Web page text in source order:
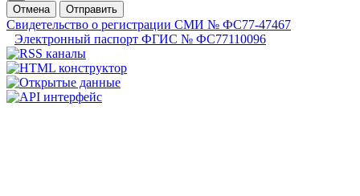
Отмена
Отправить
Свидетельство о регистрации СМИ № ФС77-47467
Электронный паспорт ФГИС № ФС77110096